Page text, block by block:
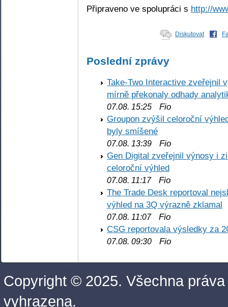
Připraveno ve spolupráci s http://
Diskutovat
Poslední zprávy
Take-Two Interactive zveřejnil
mírně překonaly odhady
07.08. 15:25 Fio
Groupon zvýšil celoroční
byly smíšené
07.08. 13:39 Fio
Gen Digital zveřejnil výnosy i
celoroční výhled
07.08. 11:17Fio
The Trade Desk reportoval
výhled na 3Q výrazně zklamal
07.08. 11:07Fio
CSG reportovala výsledky za
07.08. 09:30 Fio
Copyright © 2025. Všechna práva
vyhrazena.